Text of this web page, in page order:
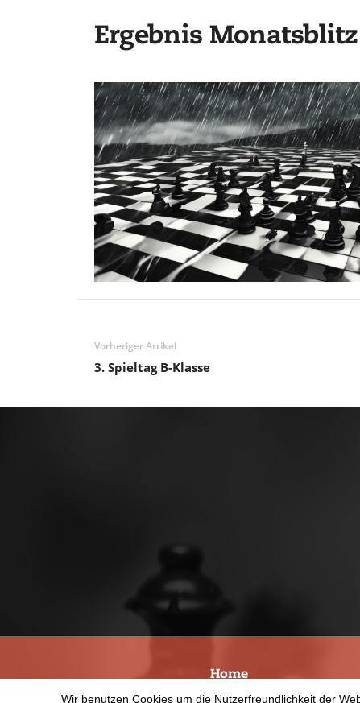
Wir benutzen Cookies um die Nutzerfreundlichkeit der
Ergebnis
Vorheriger Artikel
3. Spieltag B-Klasse
Home